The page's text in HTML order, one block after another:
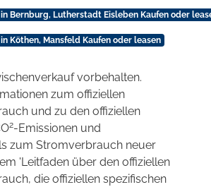
in Bernburg, Lutherstadt Eisleben Kaufen oder
Köthen, Mansfeld Kaufen oder leasen
vorbehalten.
zum offiziellen
und zu den offiziellen
2-Emissionen und
zum Stromverbrauch neuer
'Leitfaden über den offiziellen
die offiziellen spezifischen